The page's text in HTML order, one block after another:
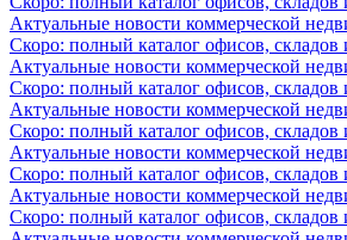
Актуальные новости коммерческой
Скоро: полный каталог офисов,
Актуальные новости коммерческой
Скоро: полный каталог офисов,
Актуальные новости коммерческой
Скоро: полный каталог офисов,
Актуальные новости коммерческой
Скоро: полный каталог офисов,
Актуальные новости коммерческой
Скоро: полный каталог офисов,